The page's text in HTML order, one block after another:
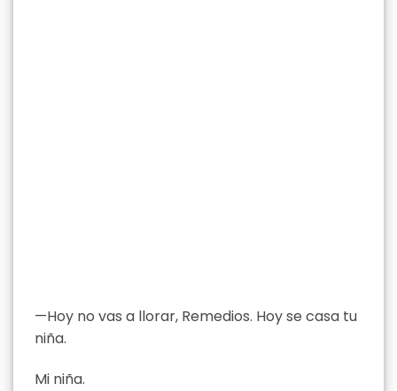
—Hoy no vas a llorar, Remedios. Hoy se casa tu
niña.
Mi niña.